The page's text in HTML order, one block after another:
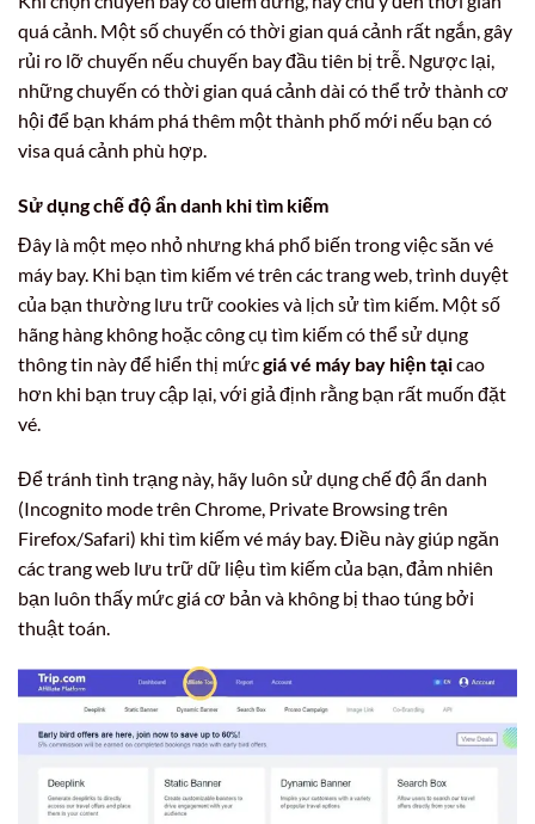
quá cảnh. Một số chuyến có thời gian quá cảnh rất ngắn, gây
rủi ro lỡ chuyến nếu chuyến bay đầu tiên bị trễ. Ngược lại,
những chuyến có thời gian quá cảnh dài có thể trở thành cơ
hội để bạn khám phá thêm một thành phố mới nếu bạn có
visa quá cảnh phù hợp.
Sử dụng chế độ ẩn danh khi tìm kiếm
Đây là một mẹo nhỏ nhưng khá phổ biến trong việc săn vé
máy bay. Khi bạn tìm kiếm vé trên các trang web, trình duyệt
của bạn thường lưu trữ cookies và lịch sử tìm kiếm. Một số
hãng hàng không hoặc công cụ tìm kiếm có thể sử dụng
thông tin này để hiển thị mứcgiá vé máy bay hiện tạicao
hơn khi bạn truy cập lại, với giả định rằng bạn rất muốn đặt
vé.
Để tránh tình trạng này, hãy luôn sử dụng chế độ ẩn danh
(Incognito mode trên Chrome, Private Browsing trên
Firefox/Safari) khi tìm kiếm vé máy bay. Điều này giúp ngăn
các trang web lưu trữ dữ liệu tìm kiếm của bạn, đảm nhiên
bạn luôn thấy mức giá cơ bản và không bị thao túng bởi
thuật toán.